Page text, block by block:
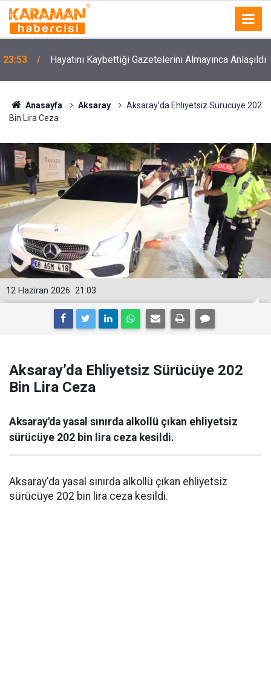
23:53 Hayatını Kaybettiği Gazetelerini Almayınca Anlaşıldı
Anasayfa Aksaray
Aksaray’da Ehliyetsiz Sürücüye 202
Bin Lira Ceza
21:03
12 Haziran 2026
Aksaray’da Ehliyetsiz Sürücüye 202
Bin Lira Ceza
Aksaray'da yasal sınırda alkollü çıkan ehliyetsiz
sürücüye 202 bin lira ceza kesildi.
Aksaray'da yasal sınırda alkollü çıkan ehliyetsiz
sürücüye 202 bin lira ceza kesildi.